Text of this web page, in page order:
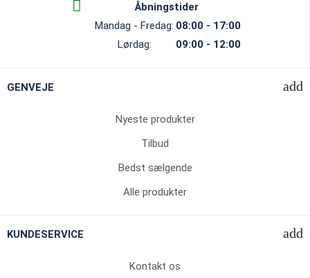
Åbningstider
Mandag - Fredag: 08:00 - 17:00
Lørdag:
09:00 - 12:00
GENVEJE
Nyeste produkter
Tilbud
Bedst sælgende
Alle produkter
KUNDESERVICE
Kontakt os